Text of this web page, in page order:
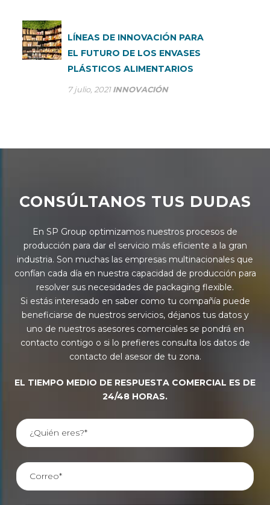
LÍNEAS DE INNOVACIÓN PARA
EL FUTURO DE LOS ENVASES
PLÁSTICOS ALIMENTARIOS
7 julio, 2021 INNOVACIÓN
CONSÚLTANOS TUS DUDAS
En SP Group optimizamos nuestros procesos de
producción para dar el servicio más eficiente a la gran
industria. Son muchas las empresas multinacionales que
confían cada día en nuestra capacidad de producción para
resolver sus necesidades de packaging flexible.
Si estás interesado en saber como tu compañía puede
beneficiarse de nuestros servicios, déjanos tus datos y
uno de nuestros asesores comerciales se pondrá en
contacto contigo o si lo prefieres consulta los datos de
contacto del asesor de tu zona.
EL TIEMPO MEDIO DE RESPUESTA COMERCIAL ES DE
24/48 HORAS.